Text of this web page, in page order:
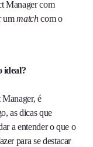
Manager com
ummatchcom o
ideal?
Manager, é
as dicas que
a entender o que o
para se destacar